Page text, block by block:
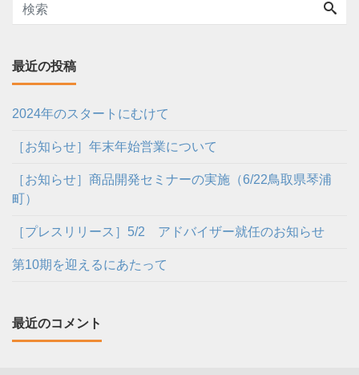
最近の投稿
2024年のスタートにむけて
［お知らせ］年末年始営業について
［お知らせ］商品開発セミナーの実施（6/22鳥取県琴浦
町）
［プレスリリース］5/2 アドバイザー就任のお知らせ
第10期を迎えるにあたって
最近のコメント